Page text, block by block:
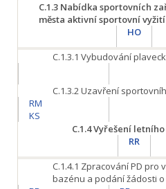
C.1.3 Nabídka sportovních
města aktivní sportovní vyžití
HO
C.1.3.1 Vybudování
C.1.3.2Uzavření
RM
KS
C.1.4Vyřešení
RR
C.1.4.1 Zpracování PD pro
bazénu a podání žádosti o